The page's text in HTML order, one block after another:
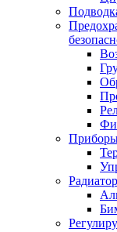
Приборы